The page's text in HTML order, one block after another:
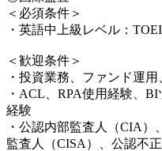
＜必須条件＞
・英語中上級レベル：
＜歓迎条件＞
・投資業務、ファンド運
・ACL、RPA使用経験、
経験
・公認内部監査人（CIA
監査人（CISA）、公認不